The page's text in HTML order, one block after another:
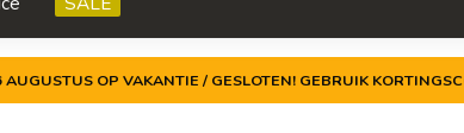
OP VAKANTIE / GESLOTEN! GEBRUIK